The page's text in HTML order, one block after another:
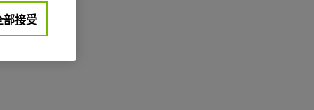
部接受